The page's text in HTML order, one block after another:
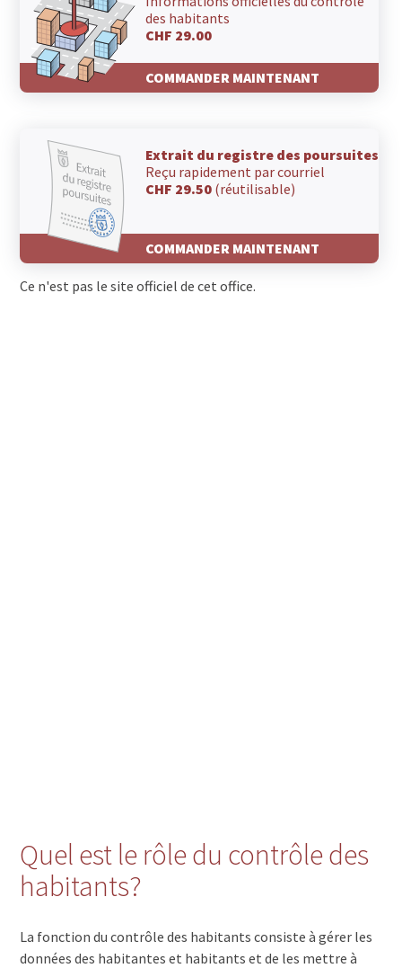
des habitants
CHF 29.00
COMMANDER MAINTENANT
Extrait du registre des poursuites
Reçu rapidement par courriel
CHF 29.50 (réutilisable)
COMMANDER MAINTENANT
Ce n'est pas le site officiel de cet office.
Quel est le rôle du contrôle des
habitants?
La fonction du contrôle des habitants consiste à gérer les
données des habitantes et habitants et de les mettre à